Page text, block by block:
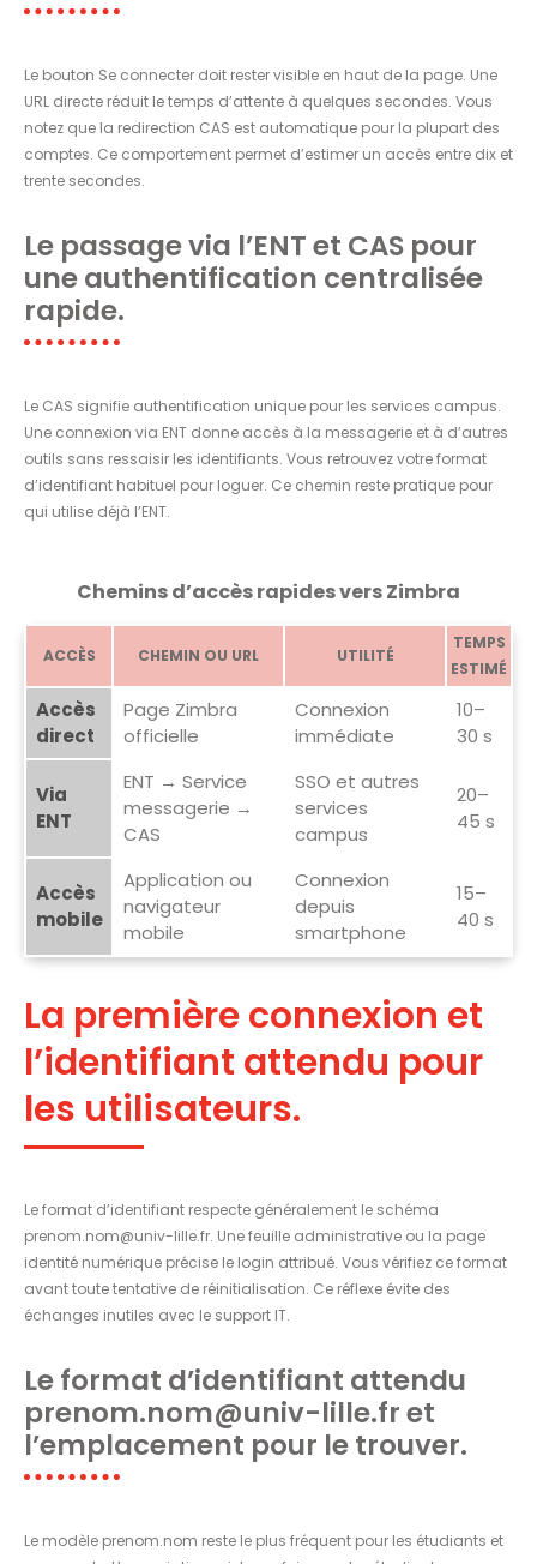
Le bouton Se connecter doit rester visible en haut de la page. Une
URL directe réduit le temps d’attente à quelques secondes. Vous
notez que la redirection CAS est automatique pour la plupart des
comptes. Ce comportement permet d’estimer un accès entre dix et
trente secondes.
Le passage via l’ENT et CAS pour
une authentification centralisée
rapide.
Le CAS signifie authentification unique pour les services campus.
Une connexion via ENT donne accès à la messagerie et à d’autres
outils sans ressaisir les identifiants. Vous retrouvez votre format
d’identifiant habituel pour loguer. Ce chemin reste pratique pour
qui utilise déjà l’ENT.
Chemins d’accès rapides vers Zimbra
ACCÈS CHEMIN OU URL UTILITÉ
TEMPS
ESTIMÉ
Accès
direct
Page Zimbra
officielle
Connexion
immédiate
10–
30 s
Via
ENT
ENT → Service
messagerie →
CAS
SSO et autres
services
campus
20–
45 s
Accès
mobile
Application ou
navigateur
mobile
Connexion
depuis
smartphone
15–
40 s
La première connexion et
l’identifiant attendu pour
les utilisateurs.
Le format d’identifiant respecte généralement le schéma
prenom.nom@univ-lille.fr. Une feuille administrative ou la page
identité numérique précise le login attribué. Vous vérifiez ce format
avant toute tentative de réinitialisation. Ce réflexe évite des
échanges inutiles avec le support IT.
Le format d’identifiant attendu
prenom.nom@univ-lille.fret
l’emplacement pour le trouver.
Le modèle prenom.nom reste le plus fréquent pour les étudiants et